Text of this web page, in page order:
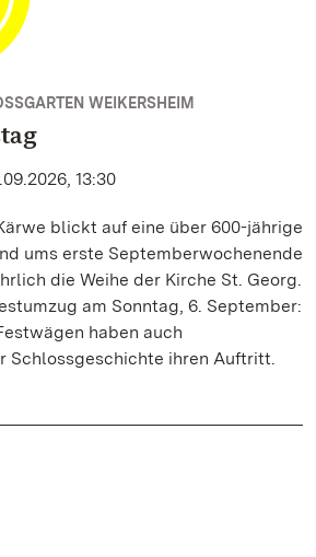
WEIKERSHEIM
13:30
blickt auf eine über 600-jährige
ums erste Septemberwochenende
die Weihe der Kirche St. Georg.
am Sonntag, 6. September:
haben auch
Schlossgeschichte ihren Auftritt.